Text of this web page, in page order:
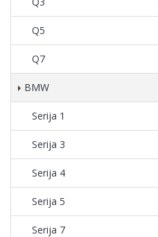
Q5
Q7
BMW
Serija 1
Serija 3
Serija 4
Serija 5
Serija 7